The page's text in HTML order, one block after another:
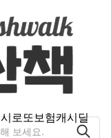
로또보험캐시딜